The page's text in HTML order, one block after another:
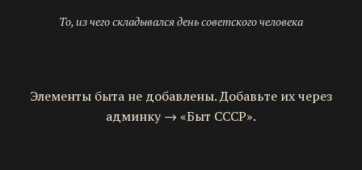
То, из чего складывался день советского человека
Элементы быта не добавлены. Добавьте их через
админку → «Быт СССР».